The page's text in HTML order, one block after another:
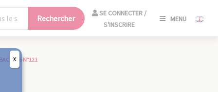
Rechercher
SE CONNECTER /
S'INSCRIRE
MENU
1926 N°121
X